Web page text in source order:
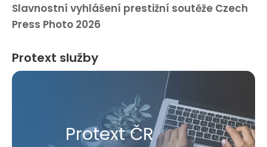
Slavnostní vyhlášení prestižní soutěže Czech
Press Photo 2026
Protext služby
Protext ČR